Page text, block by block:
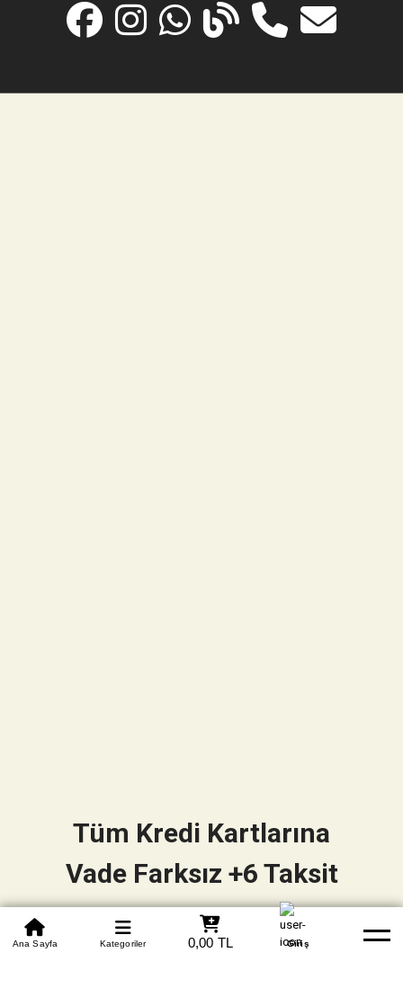
0850 305 09 70
Beden Tablosu Banka Hesapları Whatsapp Yardım
Ana Sayfa Kategoriler 0,00 TL Giriş
Tüm Kredi Kartlarına
Vade Farksız +6 Taksit